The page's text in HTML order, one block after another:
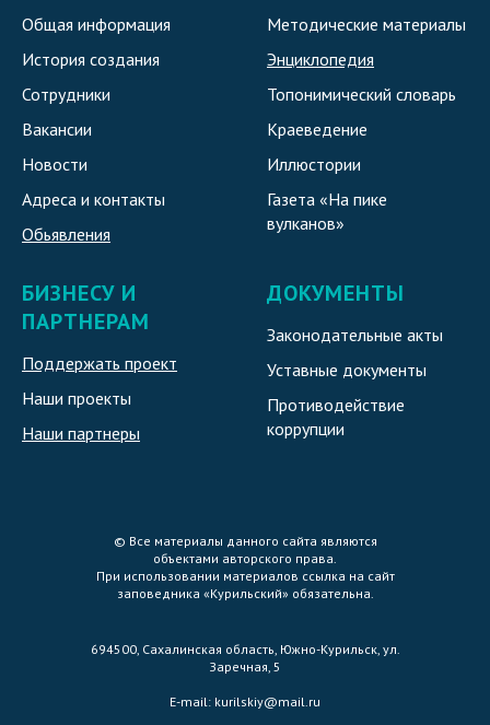
Общая информация
История создания
Сотрудники
Вакансии
Новости
Адреса и контакты
Обьявления
Методические материалы
Энциклопедия
Топонимический словарь
Краеведение
Иллюстории
Газета «На пике
вулканов»
БИЗНЕСУ И
ПАРТНЕРАМ
Поддержать проект
Наши проекты
Наши партнеры
ДОКУМЕНТЫ
Законодательные акты
Уставные документы
Противодействие
коррупции
© Все материалы данного сайта являются
объектами авторского права.
При использовании материалов ссылка на сайт
заповедника «Курильский» обязательна.
694500, Сахалинская область, Южно-Курильск, ул.
Заречная, 5
E-mail: kurilskiy@mail.ru